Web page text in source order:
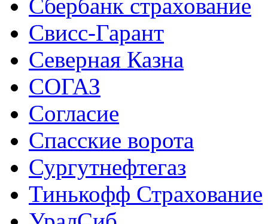
Сбербанк страхование
Свисс-Гарант
Северная Казна
СОГАЗ
Согласие
Спасские ворота
Сургутнефтегаз
Тинькофф Страхование